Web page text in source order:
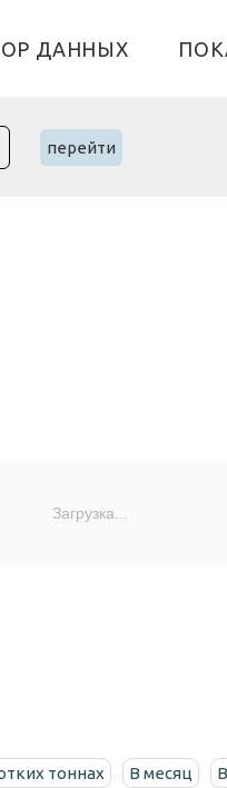
ДАННЫХ
перейти
Загрузка...
тоннах В месяц